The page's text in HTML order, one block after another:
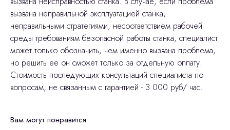
вызвана неправильной эксплуатацией станка,
неправильными стратегиями, несоответствием рабочей
среды требованиям безопасной работы станка, специалист
может только обозначить, чем именно вызвана проблема,
но решить ее он сможет только за отдельную оплату.
Стоимость последующих консультаций специалиста по
вопросам, не связанным с гарантией - 3 000 руб/ час.
Вам могут понравится